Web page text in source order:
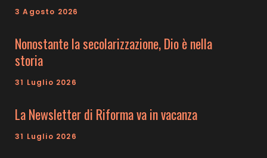
3 Agosto 2026
Nonostante la secolarizzazione, Dio è nella
storia
31 Luglio 2026
La Newsletter di Riforma va in vacanza
31 Luglio 2026